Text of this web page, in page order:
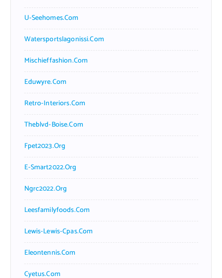
U-Seehomes.com
Watersportslagonissi.com
Mischieffashion.com
Eduwyre.com
Retro-Interiors.com
Theblvd-Boise.com
Fpet2023.org
E-Smart2022.org
Ngrc2022.org
Leesfamilyfoods.com
Lewis-Lewis-Cpas.com
Eleontennis.com
Cyetus.com